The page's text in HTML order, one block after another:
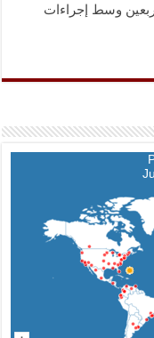
وسط إجراءات